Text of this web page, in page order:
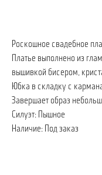
Роскошное свадебное
Платье выполнено из
вышивкой бисером,
Юбка в складку с
Завершает образ
Силуэт: Пышное
Наличие: Под заказ